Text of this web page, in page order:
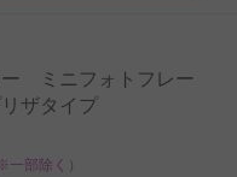
ー ミニフォトフレー
ザタイプ
一部除く）